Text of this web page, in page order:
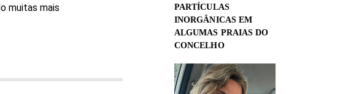
muitas mais
PARTÍCULAS
INORGÂNICAS EM
ALGUMAS PRAIAS DO
CONCELHO